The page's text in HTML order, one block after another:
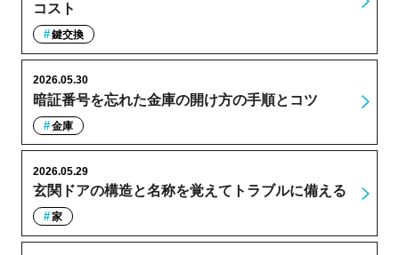
コスト
鍵交換
暗証番号を忘れた金庫の開け方の手順とコツ
2026.05.30
金庫
玄関ドアの構造と名称を覚えてトラブルに備える
2026.05.29
家